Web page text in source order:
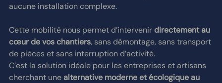
aucune installation complexe.
Cette mobilité nous permet d’intervenir directement au
cœur de vos chantiers, sans démontage, sans transport
de pièces et sans interruption d’activité.
C’est la solution idéale pour les entreprises et artisans
cherchant une alternative moderne et écologique au